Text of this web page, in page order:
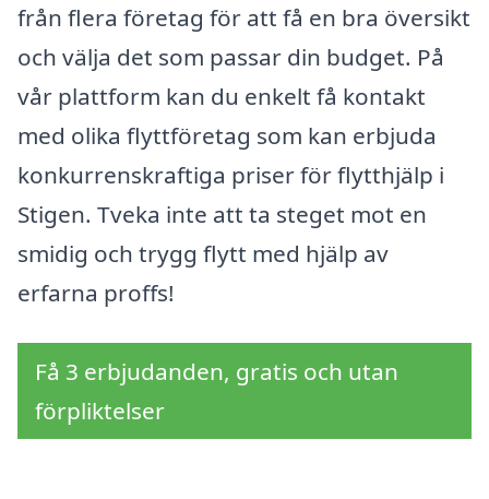
från flera företag för att få en bra översikt
och välja det som passar din budget. På
vår plattform kan du enkelt få kontakt
med olika flyttföretag som kan erbjuda
konkurrenskraftiga priser för flytthjälp i
Stigen. Tveka inte att ta steget mot en
smidig och trygg flytt med hjälp av
erfarna proffs!
Få 3 erbjudanden, gratis och utan
förpliktelser